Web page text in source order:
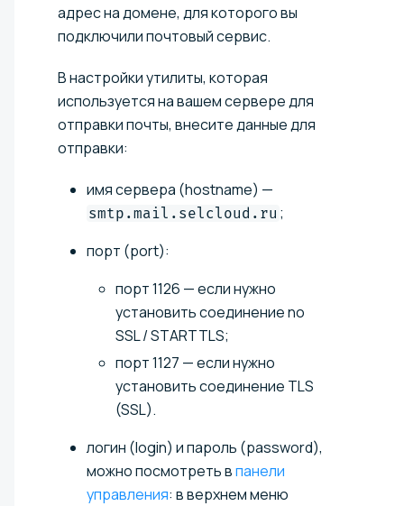
адрес на домене, для которого вы
подключили почтовый сервис.
В настройки утилиты, которая
используется на вашем сервере для
отправки почты, внесите данные для
отправки:
имя сервера (hostname) —
smtp.mail.selcloud.ru ;
порт (port):
порт 1126 — если нужно
установить соединение no
SSL / STARTTLS;
порт 1127 — если нужно
установить соединение TLS
(SSL).
логин (login) и пароль (password),
можно посмотреть впанели
управления: в верхнем меню